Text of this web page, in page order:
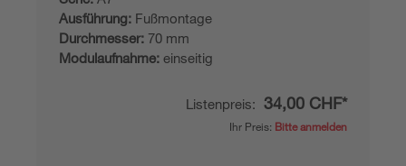
Ausführung: Fußmontage
Durchmesser: 70 mm
Modulaufnahme: einseitig
Listenpreis: 34,00 CHF*
Ihr Preis: Bitte anmelden